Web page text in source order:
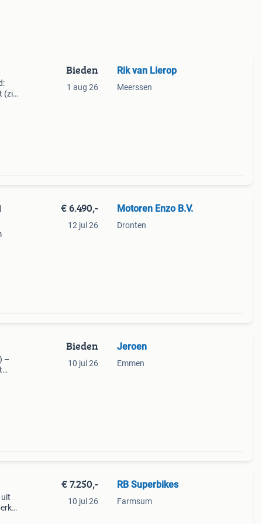
(zie
Bieden
1 aug 26
Rik van Lierop
Meerssen
€ 6.490,-
12 jul 26
Motoren Enzo B.V.
Dronten
–
Bieden
10 jul 26
Jeroen
Emmen
€ 7.250,-
10 jul 26
RB Superbikes
Farmsum